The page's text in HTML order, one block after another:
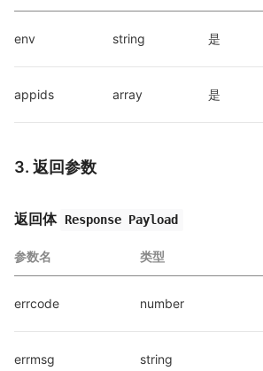
env string 是
appids array 是
3. 返回参数
返回体 Response Payload
参数名 类型
errcode number
errmsg string